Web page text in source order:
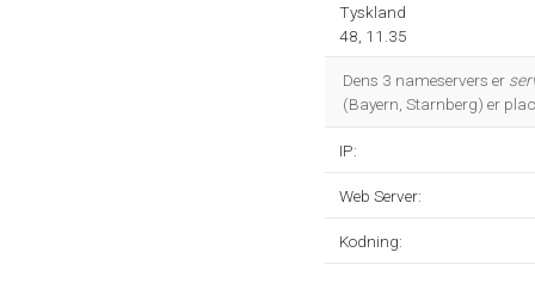
Tyskland
48, 11.35
Dens 3 nameservers er
(Bayern, Starnberg) er
IP:
Web Server:
Kodning: